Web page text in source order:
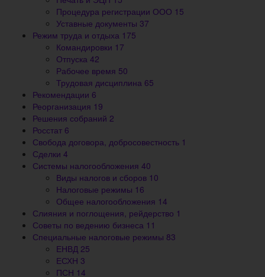
Процедура регистрации ООО 15
Уставные документы 37
Режим труда и отдыха 175
Командировки 17
Отпуска 42
Рабочее время 50
Трудовая дисциплина 65
Рекомендации 6
Реорганизация 19
Решения собраний 2
Росстат 6
Свобода договора, добросовестность 1
Сделки 4
Системы налогообложения 40
Виды налогов и сборов 10
Налоговые режимы 16
Общее налогообложения 14
Слияния и поглощения, рейдерство 1
Советы по ведению бизнеса 11
Специальные налоговые режимы 83
ЕНВД 25
ЕСХН 3
ПСН 14